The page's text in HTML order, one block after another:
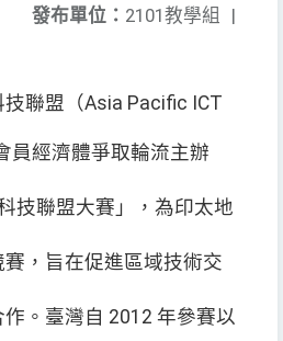
發布單位： 2101教學組 |
聯盟（Asia Pacific ICT
員經濟體爭取輪流主辦
技聯盟大賽」，為印太地
，旨在促進區域技術交
。臺灣自 2012 年參賽以